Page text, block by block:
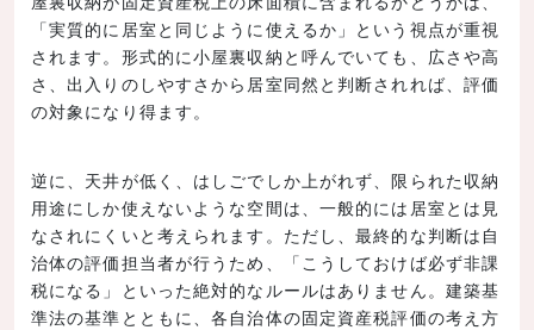
「実質的に居室と同じように使えるか」という視点が重視
されます。形式的に小屋裏収納と呼んでいても、広さや高
さ、出入りのしやすさから居室同然と判断されれば、評価
の対象になり得ます。
逆に、天井が低く、はしごでしか上がれず、限られた収納
用途にしか使えないような空間は、一般的には居室とは見
なされにくいと考えられます。ただし、最終的な判断は自
治体の評価担当者が行うため、「こうしておけば必ず非課
税になる」といった絶対的なルールはありません。建築基
準法の基準とともに、各自治体の固定資産税評価の考え方